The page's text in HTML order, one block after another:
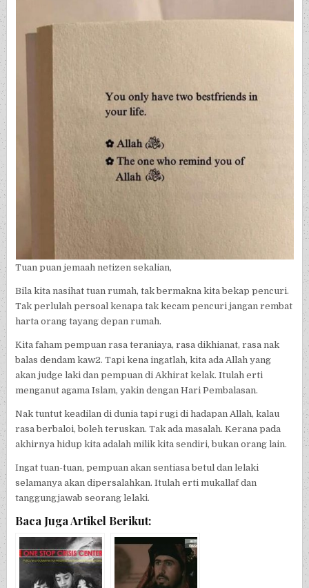
Tuan puan jemaah netizen sekalian,
Bila kita nasihat tuan rumah, tak bermakna kita bekap pencuri.
Tak perlulah persoal kenapa tak kecam pencuri jangan rembat
harta orang tayang depan rumah.
Kita faham pempuan rasa teraniaya, rasa dikhianat, rasa nak
balas dendam kaw2. Tapi kena ingatlah, kita ada Allah yang
akan judge laki dan pempuan di Akhirat kelak. Itulah erti
menganut agama Islam, yakin dengan Hari Pembalasan.
Nak tuntut keadilan di dunia tapi rugi di hadapan Allah, kalau
rasa berbaloi, boleh teruskan. Tak ada masalah. Kerana pada
akhirnya hidup kita adalah milik kita sendiri, bukan orang lain.
Ingat tuan-tuan, pempuan akan sentiasa betul dan lelaki
selamanya akan dipersalahkan. Itulah erti mukallaf dan
tanggungjawab seorang lelaki.
Baca Juga Artikel Berikut: